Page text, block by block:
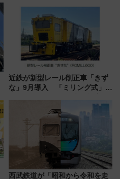
近鉄が新型レール削正車「きず
な」9月導入 「ミリング式」採
化！安全性や乗り心地の向上に
貢献するだけでなく、全線区で
活躍するための仕組みも
西武鉄道が「昭和から令和を走